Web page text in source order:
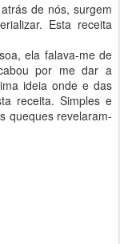
de nós, surgem
Esta receita
ela falava-me de
por me dar a
ideia onde e das
receita. Simples e
queques revelaram-